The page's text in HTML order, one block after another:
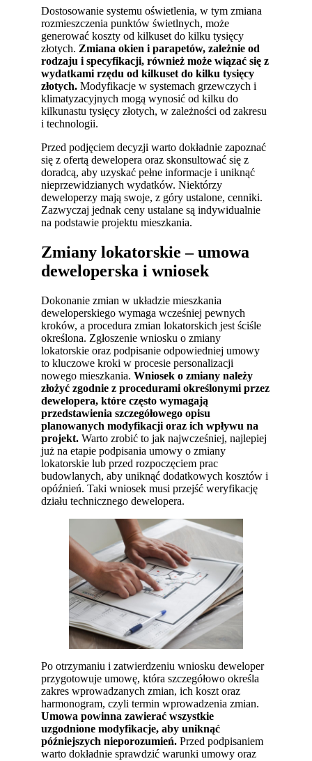
Dostosowanie systemu oświetlenia, w tym zmiana
rozmieszczenia punktów świetlnych, może
generować koszty od kilkuset do kilku tysięcy
złotych. Zmiana okien i parapetów, zależnie od
rodzaju i specyfikacji, również może wiązać się z
wydatkami rzędu od kilkuset do kilku tysięcy
złotych. Modyfikacje w systemach grzewczych i
klimatyzacyjnych mogą wynosić od kilku do
kilkunastu tysięcy złotych, w zależności od zakresu
i technologii.
Przed podjęciem decyzji warto dokładnie zapoznać
się z ofertą dewelopera oraz skonsultować się z
doradcą, aby uzyskać pełne informacje i uniknąć
nieprzewidzianych wydatków. Niektórzy
deweloperzy mają swoje, z góry ustalone, cenniki.
Zazwyczaj jednak ceny ustalane są indywidualnie
na podstawie projektu mieszkania.
Zmiany lokatorskie – umowa
deweloperska i wniosek
Dokonanie zmian w układzie mieszkania
deweloperskiego wymaga wcześniej pewnych
kroków, a procedura zmian lokatorskich jest ściśle
określona. Zgłoszenie wniosku o zmiany
lokatorskie oraz podpisanie odpowiedniej umowy
to kluczowe kroki w procesie personalizacji
nowego mieszkania. Wniosek o zmiany należy
złożyć zgodnie z procedurami określonymi przez
dewelopera, które często wymagają
przedstawienia szczegółowego opisu
planowanych modyfikacji oraz ich wpływu na
projekt. Warto zrobić to jak najwcześniej, najlepiej
już na etapie podpisania umowy o zmiany
lokatorskie lub przed rozpoczęciem prac
budowlanych, aby uniknąć dodatkowych kosztów i
opóźnień. Taki wniosek musi przejść weryfikację
działu technicznego dewelopera.
Po otrzymaniu i zatwierdzeniu wniosku deweloper
przygotowuje umowę, która szczegółowo określa
zakres wprowadzanych zmian, ich koszt oraz
harmonogram, czyli termin wprowadzenia zmian.
Umowa powinna zawierać wszystkie
uzgodnione modyfikacje, aby uniknąć
późniejszych nieporozumień. Przed podpisaniem
warto dokładnie sprawdzić warunki umowy oraz